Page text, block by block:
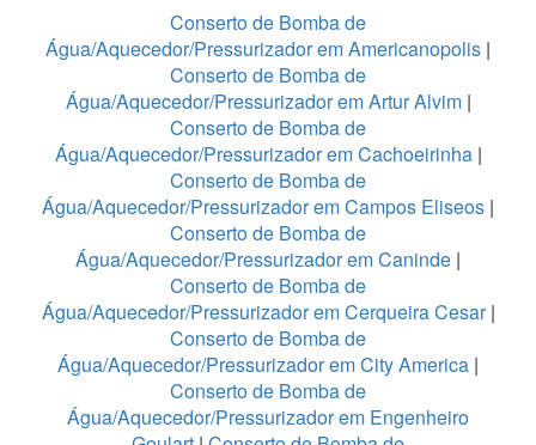
Conserto de Bomba de
Água/Aquecedor/Pressurizador em Americanopolis |
Conserto de Bomba de
Água/Aquecedor/Pressurizador em Artur Alvim |
Conserto de Bomba de
Água/Aquecedor/Pressurizador em Cachoeirinha|
Conserto de Bomba de
Água/Aquecedor/Pressurizador em Campos Eliseos |
Conserto de Bomba de
Água/Aquecedor/Pressurizador em Caninde |
Conserto de Bomba de
Água/Aquecedor/Pressurizador em Cerqueira Cesar|
Conserto de Bomba de
Água/Aquecedor/Pressurizador em City America |
Conserto de Bomba de
Água/Aquecedor/Pressurizador em Engenheiro